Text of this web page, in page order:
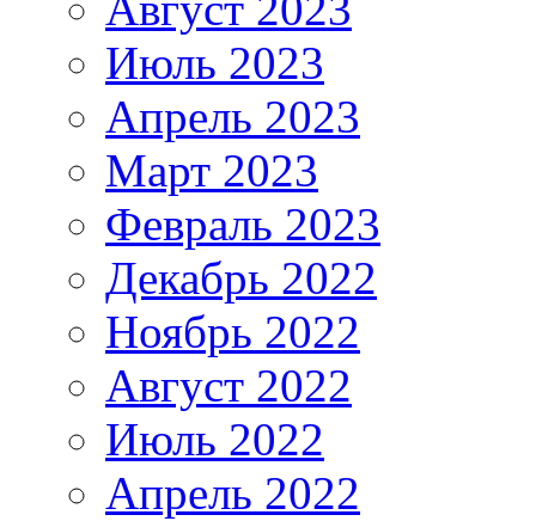
Июль 2023
Апрель 2023
Март 2023
Февраль 2023
Декабрь 2022
Ноябрь 2022
Август 2022
Июль 2022
Апрель 2022